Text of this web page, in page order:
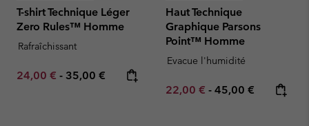
T-shirt Technique Léger
Zero Rules™ Homme
Rafraîchissant
Minimum sale price:
24,00 € - Maximum price:
35,00 €
Haut Technique
Graphique Parsons
Point™ Homme
Evacue l'humidité
Minimum sale price:
22,00 € - Maximum price:
45,00 €